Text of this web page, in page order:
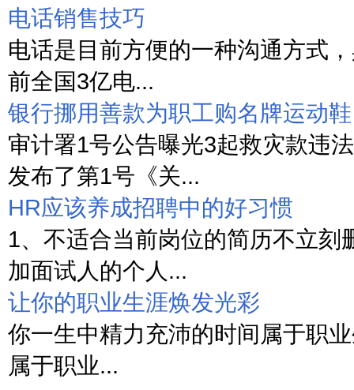
电话销售技巧
电话是目前方便的一种沟通方式
前全国3亿电...
银行挪用善款为职工购名牌运动鞋
审计署1号公告曝光3起救灾款违
发布了第1号《关...
HR应该养成招聘中的好习惯
1、不适合当前岗位的简历不立
加面试人的个人...
让你的职业生涯焕发光彩
你一生中精力充沛的时间属于职
属于职业...